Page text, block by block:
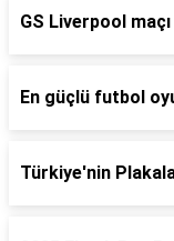
GS Liverpool
En güçlü futbol
Türkiye'nin